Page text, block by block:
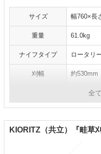
サイズ 幅760×長
重量 61.0kg
ナイフタイプ ロータリ
刈幅 約530mm
15～75mm
全
KIORITZ（共立）『畦草